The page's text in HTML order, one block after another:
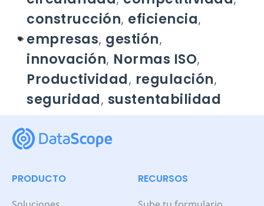
construcción, eficiencia,
empresas, gestión,
innovación, Normas ISO,
Productividad, regulación,
seguridad, sustentabilidad
PRODUCTO RECURSOS